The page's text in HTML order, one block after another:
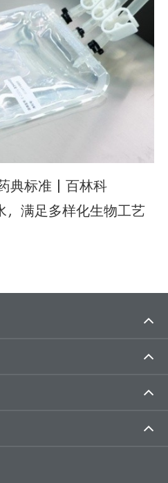
典标准｜百林科
满足多样化生物工艺